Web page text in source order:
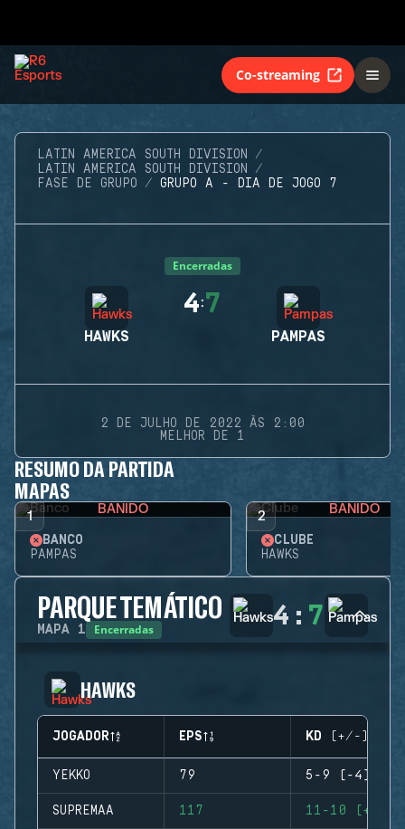
Co-streaming
LATIN AMERICA SOUTH DIVISION
LATIN AMERICA SOUTH DIVISION
FASE DE GRUPO
GRUPO A - DIA DE JOGO 7
Encerradas
HAWKS
4:7
PAMPAS
2 DE JULHO DE 2022 ÀS 2:00
MELHOR DE 1
RESUMO DA PARTIDA
MAPAS
1 BANIDO
BANCO
PAMPAS
2 BANIDO
CLUBE
HAWKS
PARQUE TEMÁTICO
MAPA 1 Encerradas 4 : 7
HAWKS
JOGADOR EPS KD (+/-)
YEKKO 79 5-9 (-4)
SUPREMAA 117 11-10 (+1)